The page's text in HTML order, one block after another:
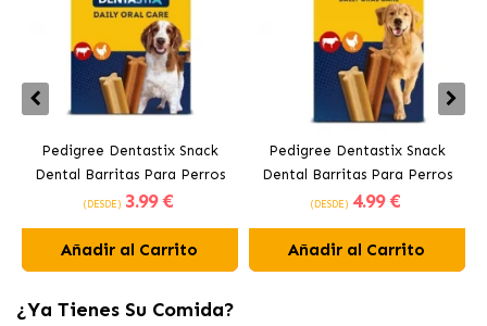
Pedigree Dentastix Snack
Dental Barritas Para Perros
Medianos 10-25 kg
(DESDE) 3.99 €
Añadir al Carrito
Pedigree Dentastix Snack
Dental Barritas Para Perros
Grandes +25 kg
(DESDE) 4.99 €
Añadir al Carrito
¿Ya Tienes Su Comida?